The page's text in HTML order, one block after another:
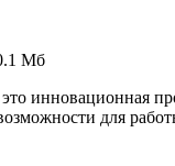
Мб
инновационная
для